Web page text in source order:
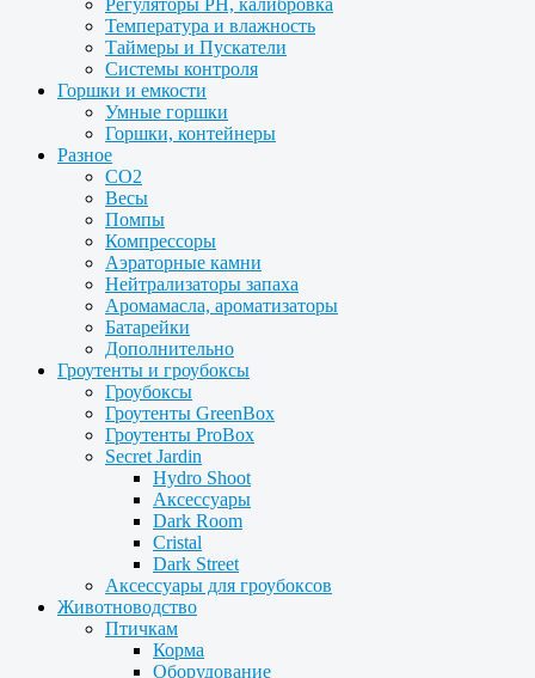
Регуляторы PH, калибровка
Температура и влажность
Таймеры и Пускатели
Системы контроля
Горшки и емкости
Умные горшки
Горшки, контейнеры
Разное
CO2
Весы
Помпы
Компрессоры
Аэраторные камни
Нейтрализаторы запаха
Аромамасла, ароматизаторы
Батарейки
Дополнительно
Гроутенты и гроубоксы
Гроубоксы
Гроутенты GreenBox
Гроутенты ProBox
Secret Jardin
Hydro Shoot
Аксессуары
Dark Room
Cristal
Dark Street
Аксессуары для гроубоксов
Животноводство
Птичкам
Корма
Оборудование